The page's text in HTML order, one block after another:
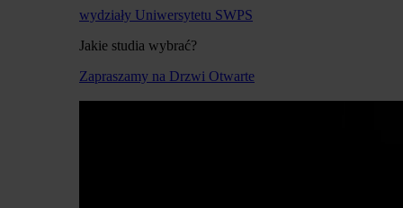
wydziały Uniwersytetu SWPS
Jakie studia wybrać?
Zapraszamy na Drzwi Otwarte